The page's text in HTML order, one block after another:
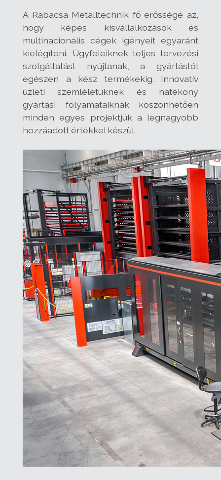
A Rabacsa Metalltechnik fő erőssége az,
hogy képes kisvállalkozások és
multinacionális cégek igényeit egyaránt
kielégíteni. Ügyfeleiknek teljes tervezési
szolgáltatást nyújtanak, a gyártástól
egészen a kész termékekig. Innovatív
üzleti szemléletüknek és hatékony
gyártási folyamataiknak köszönhetően
minden egyes projektjük a legnagyobb
hozzáadott értékkel készül.